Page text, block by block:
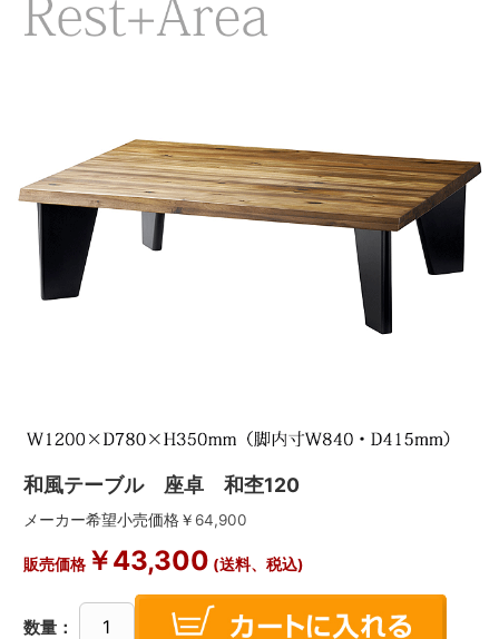
和風テーブル 座卓 和杢120
メーカー希望小売価格￥ 64,900
販売価格￥43,300 (送料、税込)
数量：